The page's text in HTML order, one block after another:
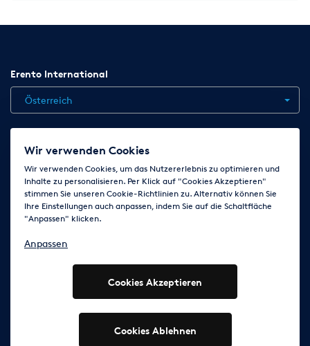
Erento International
Österreich
Jobs Kontakt News
AGB
Impressum Cookie-Einstellungen ändern
Folge uns auf
© 2003 - 2026 Erento Campanda GmbH - Alle Rechte
vorbehalten
Ausgewiesene Marken gehören den jeweiligen Eigentümern.
Wir verwenden Cookies
Wir verwenden Cookies, um das Nutzererlebnis zu optimieren und
Inhalte zu personalisieren. Per Klick auf "Cookies Akzeptieren"
stimmen Sie unseren Cookie-Richtlinien zu. Alternativ können Sie
Ihre Einstellungen auch anpassen, indem Sie auf die Schaltfläche
"Anpassen" klicken.
Anpassen
Cookies Akzeptieren
Cookies Ablehnen